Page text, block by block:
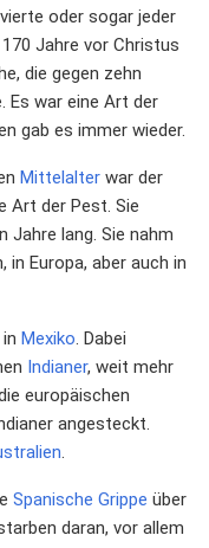
oder sogar jeder
Jahre vor Christus
die gegen zehn
Es war eine Art der
gab es immer wieder.
Mittelalter war der
Art der Pest. Sie
Jahre lang. Sie nahm
in Europa, aber auch in
Mexiko. Dabei
Indianer, weit mehr
europäischen
angesteckt.
.
Spanische Grippe über
daran, vor allem